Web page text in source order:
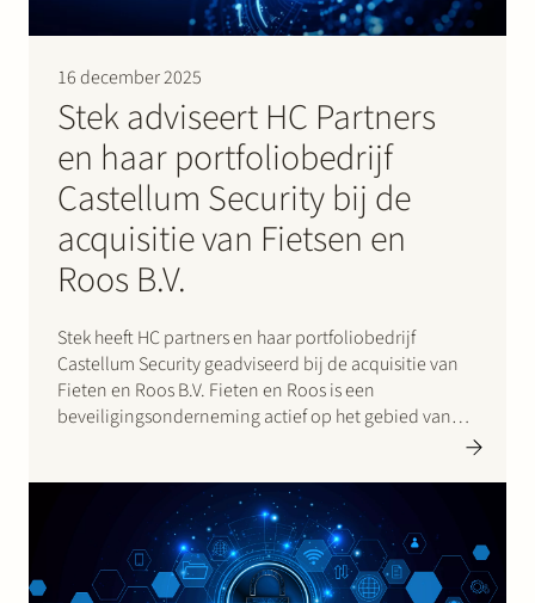
16 december 2025
Stek adviseert HC Partners
en haar portfoliobedrijf
Castellum Security bij de
acquisitie van Fietsen en
Roos B.V.
Stek heeft HC partners en haar portfoliobedrijf
Castellum Security geadviseerd bij de acquisitie van
Fieten en Roos B.V. Fieten en Roos is een
beveiligingsonderneming actief op het gebied van
preventie en detectie van inbraak en brand.Met deze
beveiligingsgroep actief op het…
Werken bij Stek
Partner Expertise Energie